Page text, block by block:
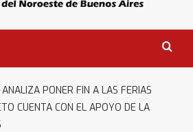
PONER FIN A LAS FERIAS
CUENTA CON EL APOYO DE LA